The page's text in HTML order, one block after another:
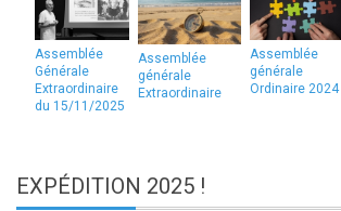
Assemblée
Générale
Extraordinaire
du 15/11/2025
Assemblée
générale
Extraordinaire
Assemblée
générale
Ordinaire 2024
EXPÉDITION 2025 !